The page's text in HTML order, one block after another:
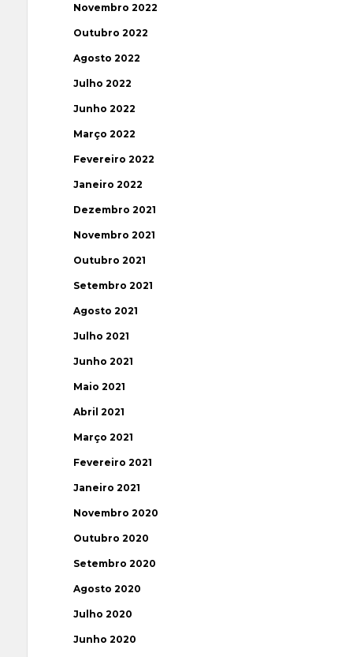
Novembro 2022
Outubro 2022
Agosto 2022
Julho 2022
Junho 2022
Março 2022
Fevereiro 2022
Janeiro 2022
Dezembro 2021
Novembro 2021
Outubro 2021
Setembro 2021
Agosto 2021
Julho 2021
Junho 2021
Maio 2021
Abril 2021
Março 2021
Fevereiro 2021
Janeiro 2021
Novembro 2020
Outubro 2020
Setembro 2020
Agosto 2020
Julho 2020
Junho 2020